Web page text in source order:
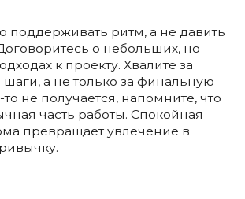
поддерживать ритм, а не давить
о небольших, но
к проекту. Хвалите за
а не только за финальную
то не получается, напомните, что
часть работы. Спокойная
превращает увлечение в